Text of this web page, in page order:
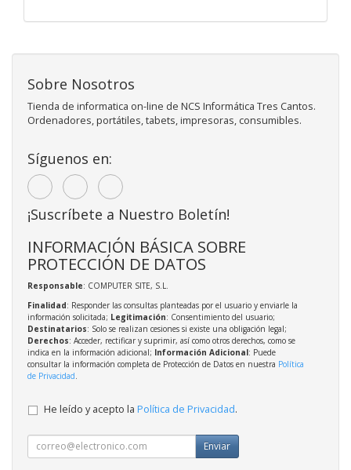
Sobre Nosotros
Tienda de informatica on-line de NCS Informática Tres Cantos.
Ordenadores, portátiles, tabets, impresoras, consumibles.
Síguenos en:
¡Suscríbete a Nuestro Boletín!
INFORMACIÓN BÁSICA SOBRE
PROTECCIÓN DE DATOS
Responsable: COMPUTER SITE, S.L.
Finalidad: Responder las consultas planteadas por el usuario y enviarle la
información solicitada; Legitimación: Consentimiento del usuario;
Destinatarios: Solo se realizan cesiones si existe una obligación legal;
Derechos: Acceder, rectificar y suprimir, así como otros derechos, como se
indica en la información adicional; Información Adicional: Puede
consultar la información completa de Protección de Datos en nuestra Política
de Privacidad
He leído y acepto la Política de Privacidad.
Enviar